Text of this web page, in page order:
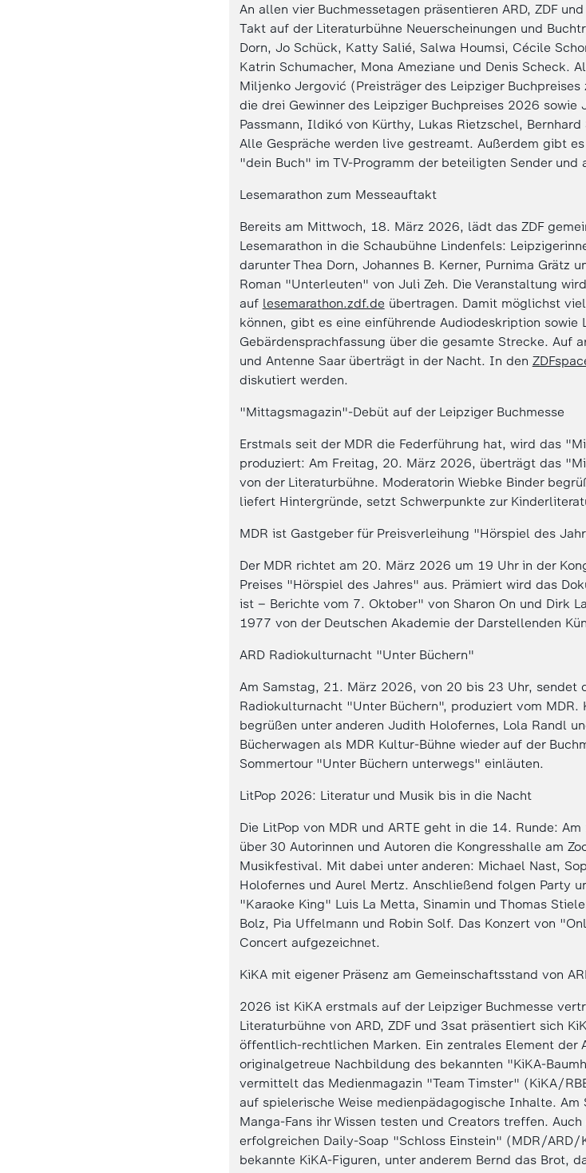
An allen vier Buchmessetagen präsentieren ARD, ZDF
Takt auf der Literaturbühne Neuerscheinungen und
Dorn, Jo Schück, Katty Salié, Salwa Houmsi, Cécile
Katrin Schumacher, Mona Ameziane und Denis Scheck.
Miljenko Jergović (Preisträger des Leipziger
die drei Gewinner des Leipziger Buchpreises 2026 sowie
Passmann, Ildikó von Kürthy, Lukas Rietzschel,
Alle Gespräche werden live gestreamt. Außerdem gibt
"dein Buch" im TV-Programm der beteiligten Sender und
Lesemarathon zum Messeauftakt
Bereits am Mittwoch, 18. März 2026, lädt das ZDF
Lesemarathon in die Schaubühne Lindenfels:
darunter Thea Dorn, Johannes B. Kerner, Purnima Grätz
Roman "Unterleuten" von Juli Zeh. Die Veranstaltung
auf lesemarathon.zdf.de übertragen. Damit möglichst
können, gibt es eine einführende Audiodeskription sowie
Gebärdensprachfassung über die gesamte Strecke. Auf
und Antenne Saar überträgt in der Nacht. In den
diskutiert werden.
"Mittagsmagazin"-Debüt auf der Leipziger Buchmesse
Erstmals seit der MDR die Federführung hat, wird das
produziert: Am Freitag, 20. März 2026, überträgt das
von der Literaturbühne. Moderatorin Wiebke Binder
liefert Hintergründe, setzt Schwerpunkte zur
MDR ist Gastgeber für Preisverleihung "Hörspiel des
Der MDR richtet am 20. März 2026 um 19 Uhr in der
Preises "Hörspiel des Jahres" aus. Prämiert wird das
ist – Berichte vom 7. Oktober" von Sharon On und Dirk
1977 von der Deutschen Akademie der Darstellenden
ARD Radiokulturnacht "Unter Büchern"
Am Samstag, 21. März 2026, von 20 bis 23 Uhr, sendet
Radiokulturnacht "Unter Büchern", produziert vom MDR.
begrüßen unter anderen Judith Holofernes, Lola Randl
Bücherwagen als MDR Kultur-Bühne wieder auf der
Sommertour "Unter Büchern unterwegs" einläuten.
LitPop 2026: Literatur und Musik bis in die Nacht
Die LitPop von MDR und ARTE geht in die 14. Runde:
über 30 Autorinnen und Autoren die Kongresshalle am
Musikfestival. Mit dabei unter anderen: Michael Nast,
Holofernes und Aurel Mertz. Anschließend folgen Party
"Karaoke King" Luis La Metta, Sinamin und Thomas
Bolz, Pia Uffelmann und Robin Solf. Das Konzert von
Concert aufgezeichnet.
KiKA mit eigener Präsenz am Gemeinschaftsstand von
2026 ist KiKA erstmals auf der Leipziger Buchmesse
Literaturbühne von ARD, ZDF und 3sat präsentiert sich
öffentlich-rechtlichen Marken. Ein zentrales Element der
originalgetreue Nachbildung des bekannten "KiKA-
vermittelt das Medienmagazin "Team Timster" (KiKA/
auf spielerische Weise medienpädagogische Inhalte.
Manga-Fans ihr Wissen testen und Creators treffen.
erfolgreichen Daily-Soap "Schloss Einstein" (MDR/ARD/
bekannte KiKA-Figuren, unter anderem Bernd das Brot,